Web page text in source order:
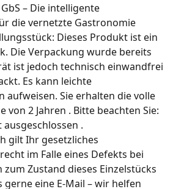
– Die intelligente
die vernetzte Gastronomie
Dieses Produkt ist ein
Die Verpackung wurde bereits
ist jedoch technisch einwandfrei
Es kann leichte
aufweisen. Sie erhalten die volle
von 2 Jahren . Bitte beachten Sie:
.
gilt Ihr gesetzliches
im Falle eines Defekts bei
zum Zustand dieses Einzelstücks
gerne eine E-Mail – wir helfen